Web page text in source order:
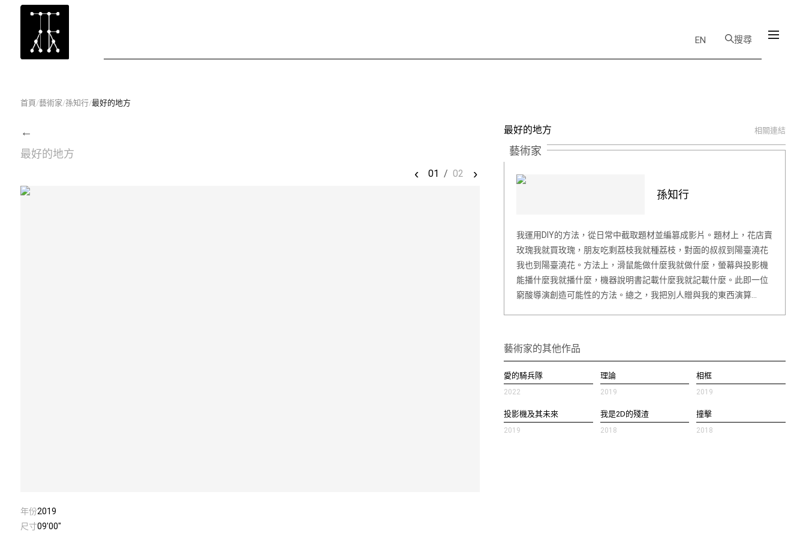
EN 搜尋
首頁/藝術家/孫知行/最好的地方
←
最好的地方
‹ 01 / 02 ›
年份2019
尺寸09'00"
最好的地方 相關連結
藝術家
孫知行
我運用DIY的方法，從日常中截取題材並編篡成影片。題材上，花店賣
玫瑰我就買玫瑰，朋友吃剩荔枝我就種荔枝，對面的叔叔到陽臺澆花
我也到陽臺澆花。方法上，滑鼠能做什麼我就做什麼，螢幕與投影機
能播什麼我就播什麼，機器說明書記載什麼我就記載什麼。此即一位
窮酸導演創造可能性的方法。總之，我把別人贈與我的東西演算…
藝術家的其他作品
愛的騎兵隊
2022
理論
2019
相框
2019
投影機及其未來
2019
我是2D的殘渣
2018
撞擊
2018